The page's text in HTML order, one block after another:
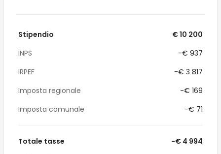
Stipendio
€ 10 200
INPS
-€ 937
IRPEF
-€ 3 817
Imposta regionale
-€ 169
Imposta comunale
-€ 71
Totale tasse -€ 4 994